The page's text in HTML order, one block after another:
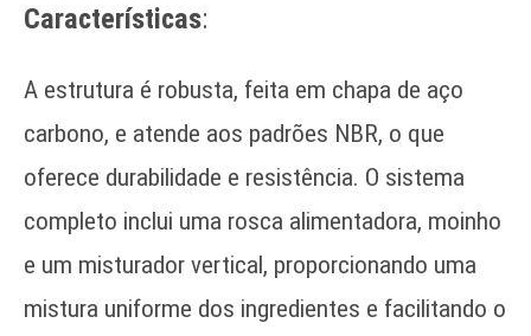
Características:
A estrutura é robusta, feita em chapa de aço
carbono, e atende aos padrões NBR, o que
oferece durabilidade e resistência. O sistema
completo inclui uma rosca alimentadora, moinho
e um misturador vertical, proporcionando uma
mistura uniforme dos ingredientes e facilitando o